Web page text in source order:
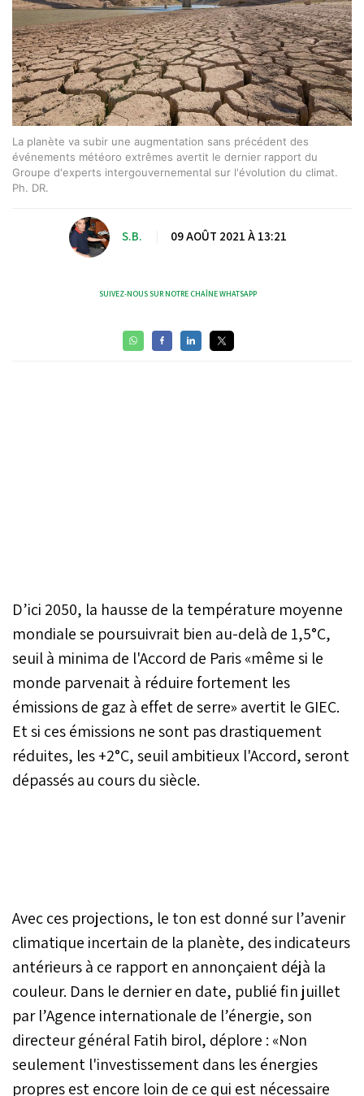
La planète va subir une augmentation sans précédent des
événements météoro extrêmes avertit le dernier rapport du
Groupe d'experts intergouvernemental sur l'évolution du climat.
Ph. DR.
S.B. 09 AOÛT 2021 À 13:21
SUIVEZ-NOUS SUR NOTRE CHAÎNE WHATSAPP
D’ici 2050, la hausse de la température moyenne
mondiale se poursuivrait bien au-delà de 1,5°C,
seuil à minima de l'Accord de Paris «même si le
monde parvenait à réduire fortement les
émissions de gaz à effet de serre» avertit le GIEC.
Et si ces émissions ne sont pas drastiquement
réduites, les +2°C, seuil ambitieux l'Accord, seront
dépassés au cours du siècle.
Avec ces projections, le ton est donné sur l’avenir
climatique incertain de la planète, des indicateurs
antérieurs à ce rapport en annonçaient déjà la
couleur. Dans le dernier en date, publié fin juillet
par l’Agence internationale de l’énergie, son
directeur général Fatih birol, déplore : «Non
seulement l'investissement dans les énergies
propres est encore loin de ce qui est nécessaire